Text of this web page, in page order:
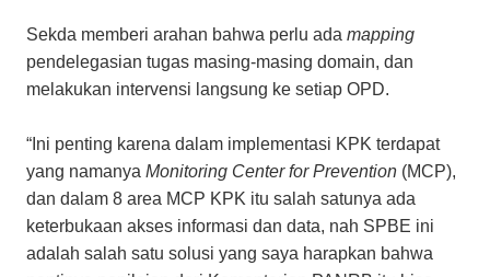
Sekda memberi arahan bahwa perlu ada mapping
pendelegasian tugas masing-masing domain, dan
melakukan intervensi langsung ke setiap OPD.
“Ini penting karena dalam implementasi KPK terdapat
yang namanya Monitoring Center for Prevention (MCP),
dan dalam 8 area MCP KPK itu salah satunya ada
keterbukaan akses informasi dan data, nah SPBE ini
adalah salah satu solusi yang saya harapkan bahwa